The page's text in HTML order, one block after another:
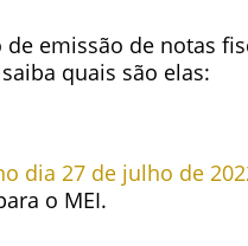
emissão de notas
quais são elas:
dia 27 de julho de
o MEI.